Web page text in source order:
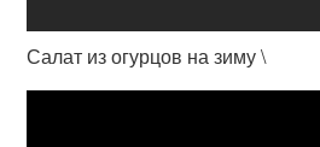
Салат из огурцов на зиму \